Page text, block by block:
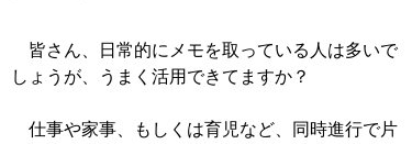
皆さん、日常的にメモを取っている人は多いで
しょうが、うまく活用できてますか？
仕事や家事、もしくは育児など、同時進行で片